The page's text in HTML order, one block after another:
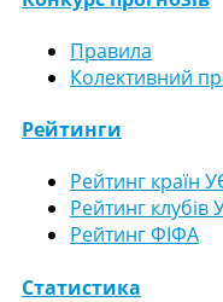
Правила
Колективний
Рейтинги
Рейтинг країн
Рейтинг клубів
Рейтинг ФІФА
Статистика